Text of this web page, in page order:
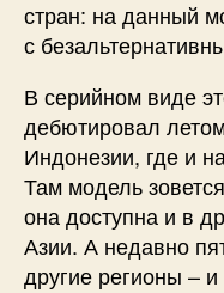
стран: на данный
с
В серийном виде
дебютировал
Индонезии, где и
Там модель
она доступна и в
Азии. А недавно
другие регионы –